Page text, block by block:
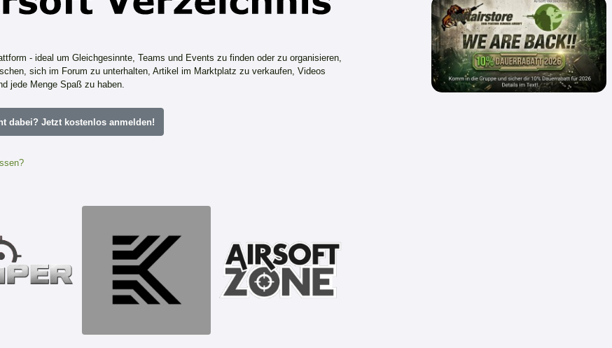
- ideal um Gleichgesinnte, Teams und Events zu finden oder zu organisieren,
sich im Forum zu unterhalten, Artikel im Marktplatz zu verkaufen, Videos
jede Menge Spaß zu haben.
dabei? Jetzt kostenlos anmelden!